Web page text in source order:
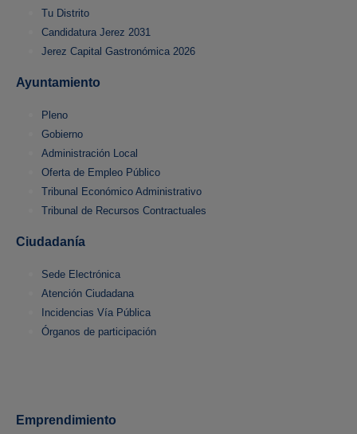
Tu Distrito
Candidatura Jerez 2031
Jerez Capital Gastronómica 2026
Ayuntamiento
Pleno
Gobierno
Administración Local
Oferta de Empleo Público
Tribunal Económico Administrativo
Tribunal de Recursos Contractuales
Ciudadanía
Sede Electrónica
Atención Ciudadana
Incidencias Vía Pública
Órganos de participación
Emprendimiento